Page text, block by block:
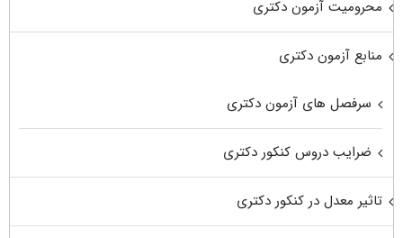
محرومیت آزمون دکتری
منابع آزمون دکتری
سرفصل های آزمون دکتری
ضرایب دروس کنکور دکتری
تاثیر معدل در کنکور دکتری